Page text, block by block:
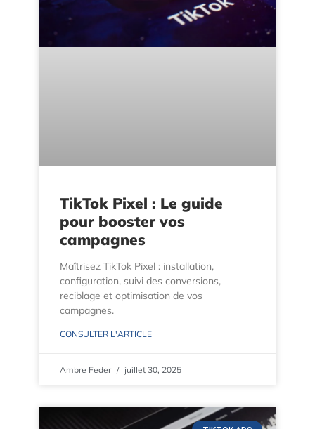
TikTok Pixel : Le guide
pour booster vos
campagnes
Maîtrisez TikTok Pixel : installation,
configuration, suivi des conversions,
reciblage et optimisation de vos
campagnes.
CONSULTER L'ARTICLE
Ambre Feder juillet 30, 2025